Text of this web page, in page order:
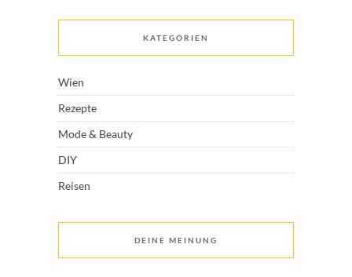
KATEGORIEN
Wien
Rezepte
Mode & Beauty
DIY
Reisen
DEINE MEINUNG